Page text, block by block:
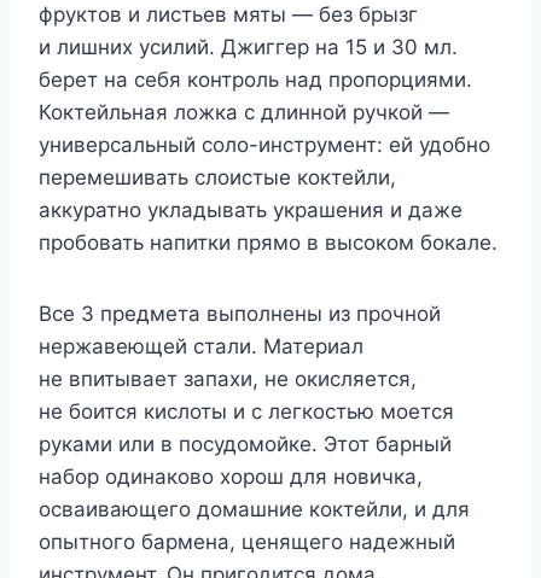
фруктов и листьев мяты — без брызг
и лишних усилий. Джиггер на 15 и 30 мл.
берет на себя контроль над пропорциями.
Коктейльная ложка с длинной ручкой —
универсальный соло-инструмент: ей удобно
перемешивать слоистые коктейли,
аккуратно укладывать украшения и даже
пробовать напитки прямо в высоком бокале.
Все 3 предмета выполнены из прочной
нержавеющей стали. Материал
не впитывает запахи, не окисляется,
не боится кислоты и с легкостью моется
руками или в посудомойке. Этот барный
набор одинаково хорош для новичка,
осваивающего домашние коктейли, и для
опытного бармена, ценящего надежный